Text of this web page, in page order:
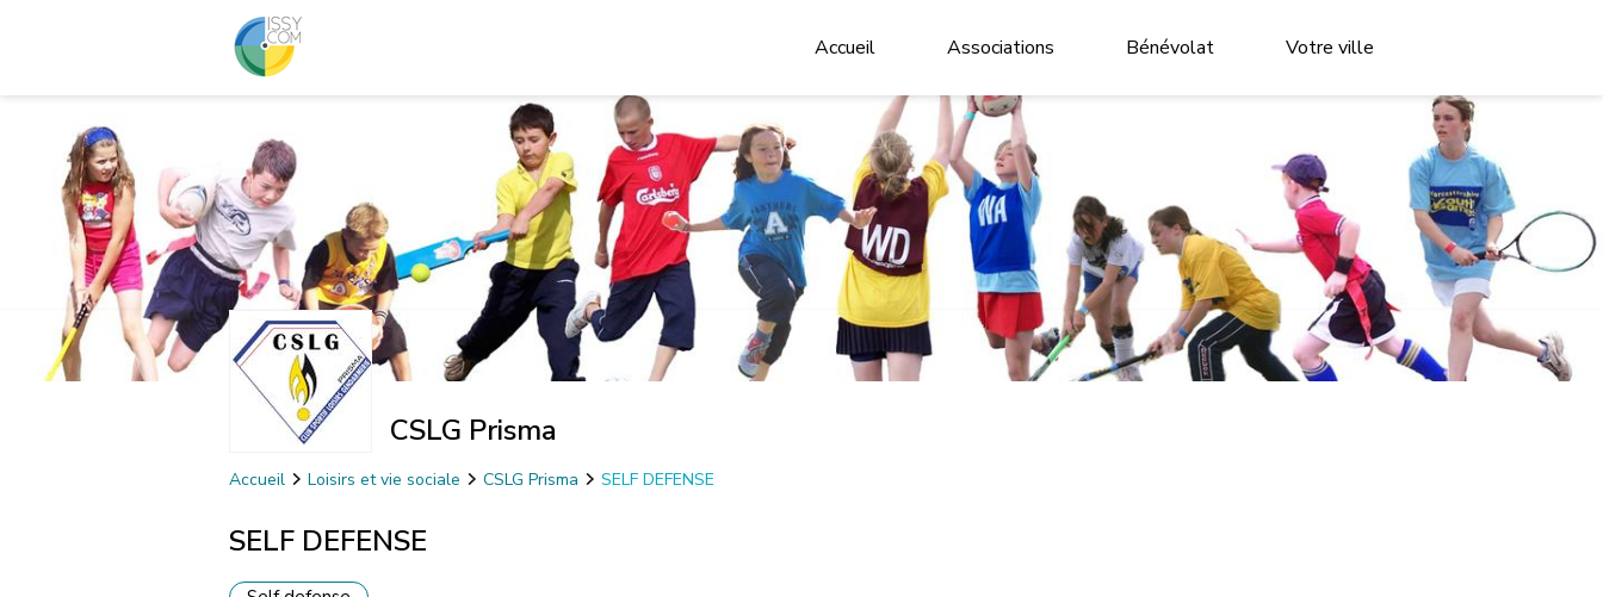
Accueil Associations Bénévolat Votre ville
CSLG Prisma
Accueil Loisirs et vie sociale CSLG Prisma SELF DEFENSE
SELF DEFENSE